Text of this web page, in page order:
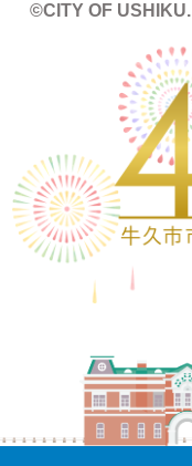
©CITY OF USHIKU.